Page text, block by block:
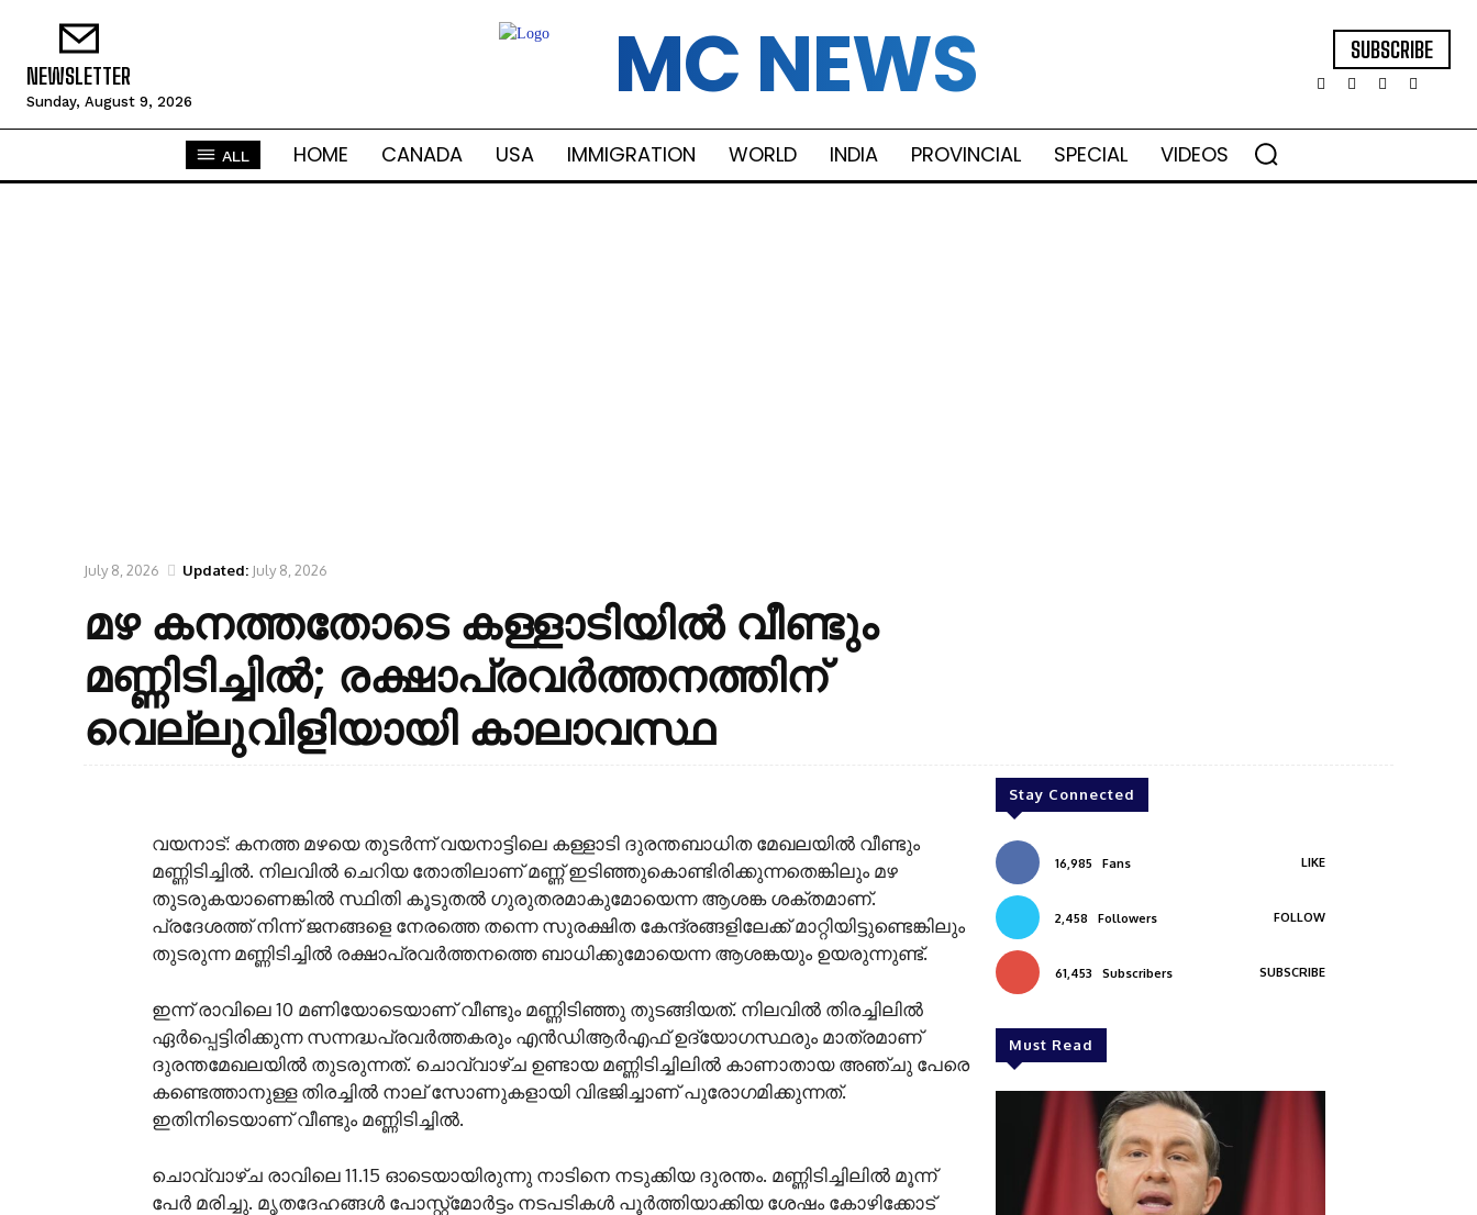
NEWSLETTER
Sunday, August 9, 2026 MC NEWS SUBSCRIBE
ALL HOME CANADA USA IMMIGRATION WORLD INDIA PROVINCIAL SPECIAL VIDEOS
July 8, 2026 Updated: July 8, 2026
മഴ കനത്തതോടെ കള്ളാടിയിൽ വീണ്ടും
മണ്ണിടിച്ചിൽ; രക്ഷാപ്രവർത്തനത്തിന്
വെല്ലുവിളിയായി കാലാവസ്ഥ
വയനാട്: കനത്ത മഴയെ തുടർന്ന് വയനാട്ടിലെ കള്ളാടി ദുരന്തബാധിത മേഖലയിൽ വീണ്ടും
മണ്ണിടിച്ചിൽ. നിലവിൽ ചെറിയ തോതിലാണ് മണ്ണ് ഇടിഞ്ഞുകൊണ്ടിരിക്കുന്നതെങ്കിലും മഴ
തുടരുകയാണെങ്കിൽ സ്ഥിതി കൂടുതൽ ഗുരുതരമാകുമോയെന്ന ആശങ്ക ശക്തമാണ്.
പ്രദേശത്ത് നിന്ന് ജനങ്ങളെ നേരത്തെ തന്നെ സുരക്ഷിത കേന്ദ്രങ്ങളിലേക്ക് മാറ്റിയിട്ടുണ്ടെങ്കിലും
തുടരുന്ന മണ്ണിടിച്ചിൽ രക്ഷാപ്രവർത്തനത്തെ ബാധിക്കുമോയെന്ന ആശങ്കയും ഉയരുന്നുണ്ട്.
ഇന്ന് രാവിലെ 10 മണിയോടെയാണ് വീണ്ടും മണ്ണിടിഞ്ഞു തുടങ്ങിയത്. നിലവിൽ തിരച്ചിലിൽ
ഏർപ്പെട്ടിരിക്കുന്ന സന്നദ്ധപ്രവർത്തകരും എൻഡിആർഎഫ് ഉദ്യോഗസ്ഥരും മാത്രമാണ്
ദുരന്തമേഖലയിൽ തുടരുന്നത്. ചൊവ്വാഴ്ച ഉണ്ടായ മണ്ണിടിച്ചിലിൽ കാണാതായ അഞ്ചു പേരെ
കണ്ടെത്താനുള്ള തിരച്ചിൽ നാല് സോണുകളായി വിഭജിച്ചാണ് പുരോഗമിക്കുന്നത്.
ഇതിനിടെയാണ് വീണ്ടും മണ്ണിടിച്ചിൽ.
ചൊവ്വാഴ്ച രാവിലെ 11.15 ഓടെയായിരുന്നു നാടിനെ നടുക്കിയ ദുരന്തം. മണ്ണിടിച്ചിലിൽ മൂന്ന്
പേർ മരിച്ചു. മൃതദേഹങ്ങൾ പോസ്റ്റ്മോർട്ടം നടപടികൾ പൂർത്തിയാക്കിയ ശേഷം കോഴിക്കോട്
Stay Connected
16,985 Fans LIKE
2,458 Followers FOLLOW
61,453 Subscribers SUBSCRIBE
Must Read